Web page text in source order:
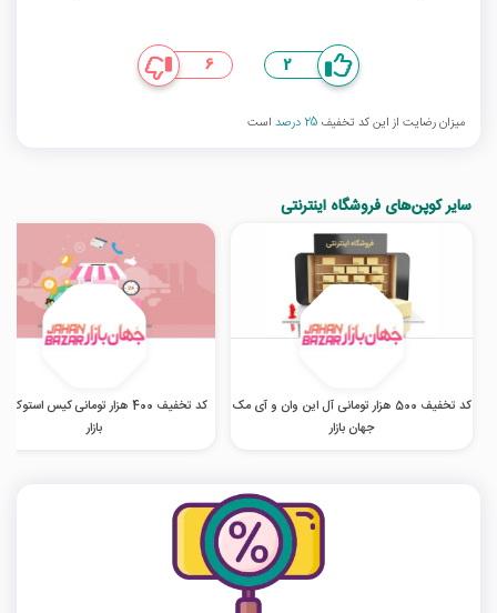
2
6
میزان رضایت از این کد تخفیف 25 درصد است
سایر کوپن‌های فروشگاه اینترنتی
کد تخفیف 500 هزار تومانی آل این وان و آی مک
جهان بازار
کد تخفیف 400 هزار تومانی کیس
بازار